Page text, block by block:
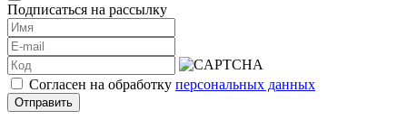
Подписаться на рассылку
Согласен на обработку персональных данных
Отправить